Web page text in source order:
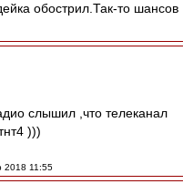
обострил.Так-то шансов
слышил ,что телеканал
)))
2018 11:55